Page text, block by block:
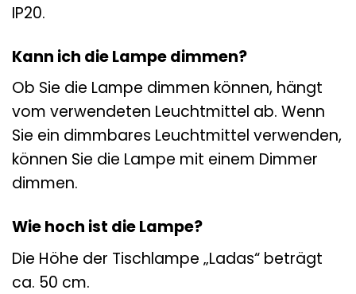
IP20.
Kann ich die Lampe dimmen?
Ob Sie die Lampe dimmen können, hängt
vom verwendeten Leuchtmittel ab. Wenn
Sie ein dimmbares Leuchtmittel verwenden,
können Sie die Lampe mit einem Dimmer
dimmen.
Wie hoch ist die Lampe?
Die Höhe der Tischlampe „Ladas“ beträgt
ca. 50 cm.